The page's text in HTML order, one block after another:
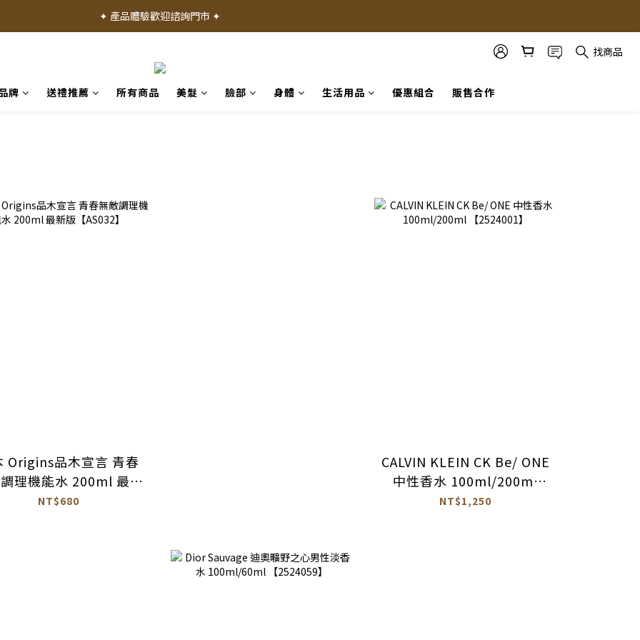
✦ 加入會員就送 50 元購物禮金 ✦
✦ 產品體驗歡迎諮詢門市 ✦
找商品
牌 送禮推薦 所有商品 美髮 臉部 身體 生活用品 優惠組合 販售合作
Origins品木宣言 青春
理機能水 200ml 最新
版【AS032】
NT$680
CALVIN KLEIN CK Be/ ONE
中性香水 100ml/200ml
【2524001】
NT$1,250